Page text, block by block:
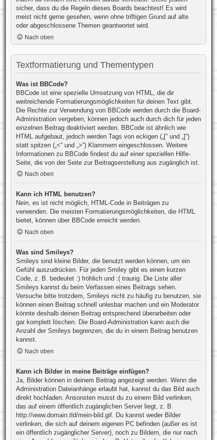
sicher, dass du die Regeln dieses Boards beachtest! Es wird
meist nicht gerne gesehen, wenn ohne triftigen Grund auf alte
oder abgeschlossene Themen geantwortet wird.
Nach oben
Textformatierung und Thementypen
Was ist BBCode?
BBCode ist eine spezielle Umsetzung von HTML, die dir
weitreichende Formatierungsmöglichkeiten für deinen Text gibt.
Die Rechte zur Verwendung von BBCode werden durch die Board-
Administration vergeben, können jedoch auch durch dich für jeden
einzelnen Beitrag deaktiviert werden. BBCode ist ähnlich wie
HTML aufgebaut, jedoch werden Tags von eckigen („[“ und „]“)
statt spitzen („<“ und „>“) Klammern eingeschlossen. Weitere
Informationen zu BBCode findest du auf einer speziellen Hilfe-
Seite, die von der Seite zur Beitragserstellung aus zugänglich ist.
Nach oben
Kann ich HTML benutzen?
Nein, es ist nicht möglich, HTML-Code in Beiträgen zu
verwenden. Die meisten Formatierungsmöglichkeiten, die HTML
bietet, können über BBCode erreicht werden.
Nach oben
Was sind Smileys?
Smileys sind kleine Bilder, die benutzt werden können, um ein
Gefühl auszudrücken. Für jeden Smiley gibt es einen kurzen
Code, z. B. bedeutet :) fröhlich und :( traurig. Die Liste aller
Smileys kannst du beim Verfassen eines Beitrags sehen.
Versuche bitte trotzdem, Smileys nicht zu häufig zu benutzen, sie
können einen Beitrag schnell unlesbar machen und ein Moderator
könnte deshalb deinen Beitrag entsprechend überarbeiten oder
gar komplett löschen. Die Board-Administration kann auch die
Anzahl der Smileys begrenzen, die du in einem Beitrag benutzen
kannst.
Nach oben
Kann ich Bilder in meine Beiträge einfügen?
Ja, Bilder können in deinem Beitrag angezeigt werden. Wenn die
Administration Dateianhänge erlaubt hat, kannst du das Bild auch
direkt hochladen. Ansonsten musst du zu einem Bild verlinken,
das auf einem öffentlich zugänglichen Server liegt, z. B.
http://www.domain.tld/mein-bild.gif. Du kannst weder Bilder
verlinken, die sich auf deinem eigenen PC befinden (außer es ist
ein öffentlich zugänglicher Server), noch zu Bildern, die nur nach